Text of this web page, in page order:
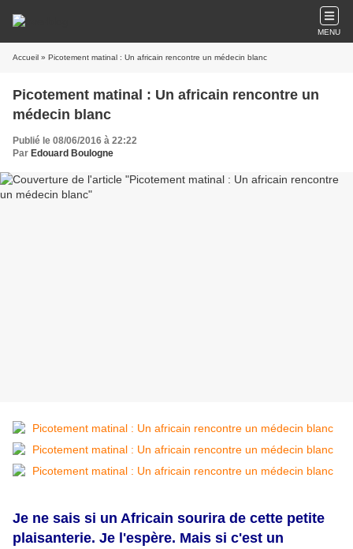
MENU
Accueil » Picotement matinal : Un africain rencontre un médecin blanc
Picotement matinal : Un africain rencontre un
médecin blanc
Publié le 08/06/2016 à 22:22
Par Edouard Boulogne
Je ne sais si un Africain sourira de cette petite
plaisanterie. Je l'espère. Mais si c'est un